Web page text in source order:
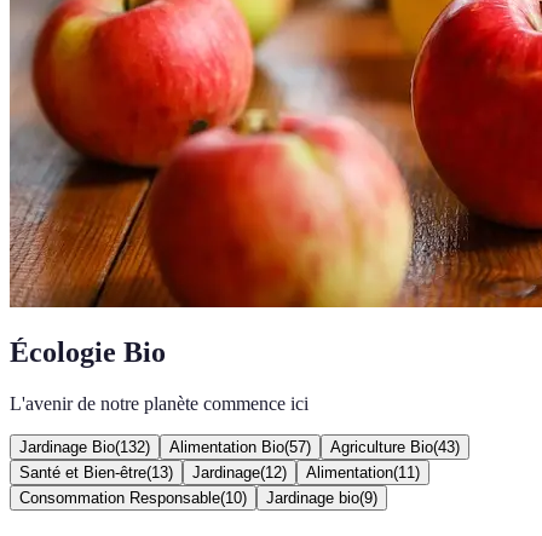
Écologie Bio
L'avenir de notre planète commence ici
Jardinage Bio(132) Alimentation Bio(57) Agriculture Bio(43)
Santé et Bien-être(13) Jardinage(12) Alimentation(11 )
Consommation Responsable(10) Jardinage bio(9)